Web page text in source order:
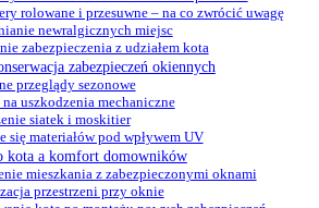
rolowane i przesuwne – na co zwrócić uwagę
newralgicznych miejsc
zabezpieczenia z udziałem kota
zabezpieczeń okiennych
przeglądy sezonowe
uszkodzenia mechaniczne
siatek i moskitier
się materiałów pod wpływem UV
kota a komfort domowników
mieszkania z zabezpieczonymi oknami
przestrzeni przy oknie